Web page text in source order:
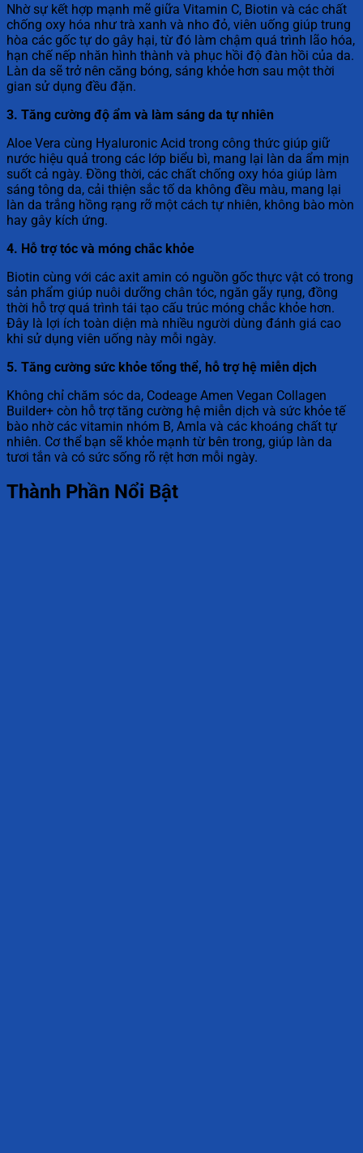
Nhờ sự kết hợp mạnh mẽ giữa Vitamin C, Biotin và các chất
chống oxy hóa như trà xanh và nho đỏ, viên uống giúp trung
hòa các gốc tự do gây hại, từ đó làm chậm quá trình lão hóa,
hạn chế nếp nhăn hình thành và phục hồi độ đàn hồi của da.
Làn da sẽ trở nên căng bóng, sáng khỏe hơn sau một thời
gian sử dụng đều đặn.
3. Tăng cường độ ẩm và làm sáng da tự nhiên
Aloe Vera cùng Hyaluronic Acid trong công thức giúp giữ
nước hiệu quả trong các lớp biểu bì, mang lại làn da ẩm mịn
suốt cả ngày. Đồng thời, các chất chống oxy hóa giúp làm
sáng tông da, cải thiện sắc tố da không đều màu, mang lại
làn da trắng hồng rạng rỡ một cách tự nhiên, không bào mòn
hay gây kích ứng.
4. Hỗ trợ tóc và móng chắc khỏe
Biotin cùng với các axit amin có nguồn gốc thực vật có trong
sản phẩm giúp nuôi dưỡng chân tóc, ngăn gãy rụng, đồng
thời hỗ trợ quá trình tái tạo cấu trúc móng chắc khỏe hơn.
Đây là lợi ích toàn diện mà nhiều người dùng đánh giá cao
khi sử dụng viên uống này mỗi ngày.
5. Tăng cường sức khỏe tổng thể, hỗ trợ hệ miễn dịch
Không chỉ chăm sóc da, Codeage Amen Vegan Collagen
Builder+ còn hỗ trợ tăng cường hệ miễn dịch và sức khỏe tế
bào nhờ các vitamin nhóm B, Amla và các khoáng chất tự
nhiên. Cơ thể bạn sẽ khỏe mạnh từ bên trong, giúp làn da
tươi tắn và có sức sống rõ rệt hơn mỗi ngày.
Thành Phần Nổi Bật